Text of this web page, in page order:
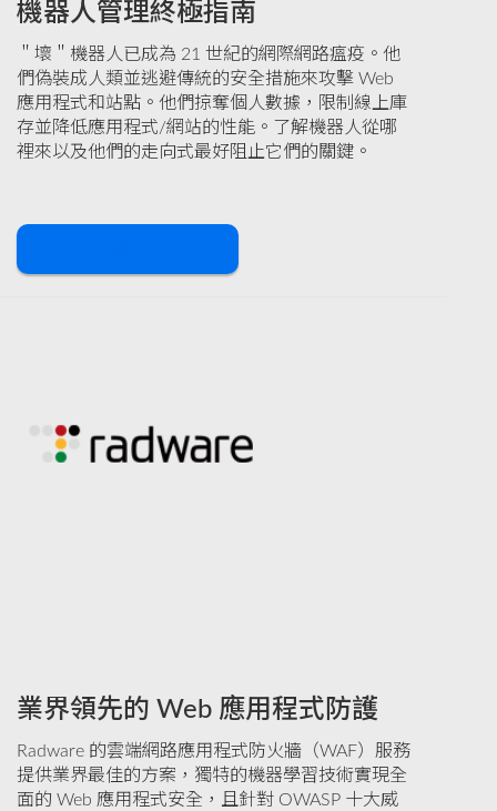
機器人管理終極指南
＂壞＂機器人已成為 21 世紀的網際網路瘟疫。他
們偽裝成人類並逃避傳統的安全措施來攻擊 Web
應用程式和站點。他們掠奪個人數據，限制線上庫
存並降低應用程式/網站的性能。了解機器人從哪
裡來以及他們的走向式最好阻止它們的關鍵。
業界領先的 Web 應用程式防護
Radware 的雲端網路應用程式防火牆（WAF）服務
提供業界最佳的方案，獨特的機器學習技術實現全
面的 Web 應用程式安全，且針對 OWASP 十大威